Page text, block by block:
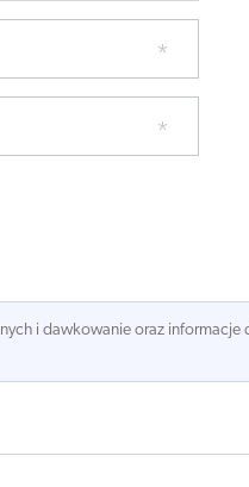
i dawkowanie oraz